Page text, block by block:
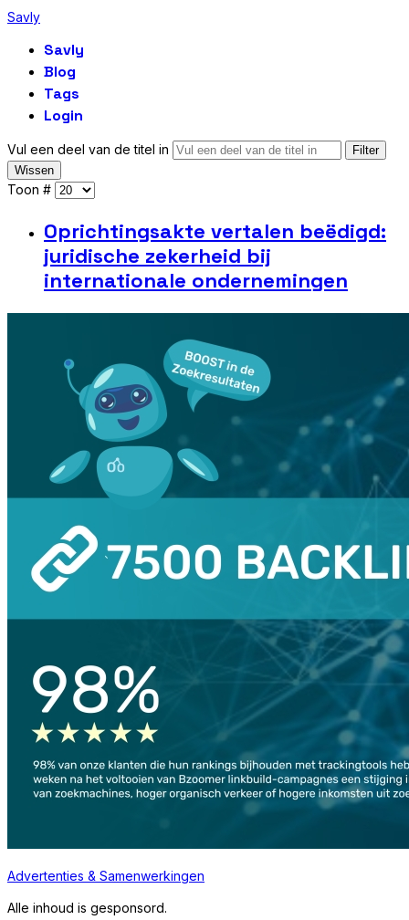
Savly
Savly
Blog
Tags
Login
Vul een deel van de titel in
Filter
Wissen
Toon #
Oprichtingsakte vertalen beëdigd:
juridische zekerheid bij
internationale ondernemingen
Advertenties & Samenwerkingen
Alle inhoud is gesponsord.